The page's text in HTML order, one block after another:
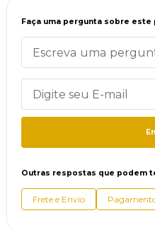
Faça uma pergunta sobre este
Outras respostas que podem
Frete e Envio